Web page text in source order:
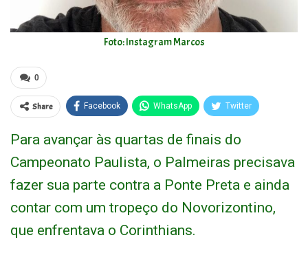
Foto: Instagram Marcos
0
Share Facebook WhatsApp Twitter
Para avançar às quartas de finais do
Campeonato Paulista, o Palmeiras precisava
fazer sua parte contra a Ponte Preta e ainda
contar com um tropeço do Novorizontino,
que enfrentava o Corinthians.